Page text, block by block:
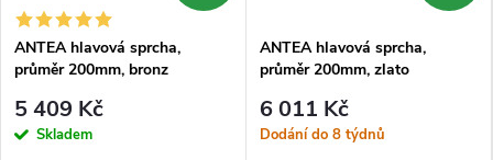
ANTEA hlavová sprcha,
průměr 200mm, bronz
5 409 Kč
Skladem
ANTEA hlavová sprcha,
průměr 200mm, zlato
6 011 Kč
Dodání do 8 týdnů